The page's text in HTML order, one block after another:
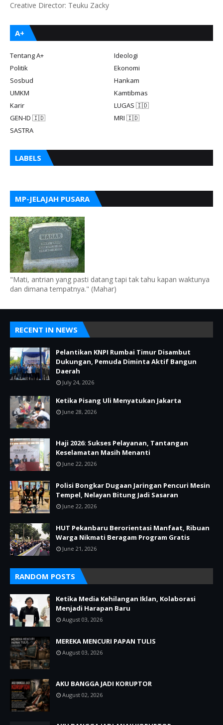
Creative Director: Teuku Zacky
A+
Tentang A+
Ideologi
Politik
Ekonomi
Sosbud
Hankam
UMKM
Kamtibmas
Karir
LUGAS 🇮🇩
GEN-ID 🇮🇩
MRI 🇮🇩
SASTRA
LABELS
MP-JELAJAH PUSARA
"Mati, antrian yang pasti datang tapi tak tahu kapan waktunya
dan dimana tempatnya." (Mahar)
RECENT IN NEWS
Pelantikan KNPI Rumbai Timur Disambut
Dukungan, Pemuda Diminta Aktif Bangun
Daerah
July 24, 2026
Ketika Pisang Uli Menyatukan Jakarta
June 28, 2026
Haji 2026: Sukses Pelayanan, Tantangan
Keselamatan Masih Menanti
June 22, 2026
Polisi Bongkar Dugaan Jaringan Pencuri Mesin
Tempel, Nelayan Bitung Jadi Sasaran
June 22, 2026
HUT Pekanbaru Berorientasi Manfaat, Ribuan
Warga Nikmati Beragam Program Gratis
June 21, 2026
RANDOM POSTS
Ketika Media Kehilangan Iklan, Kolaborasi
Menjadi Harapan Baru
August 03, 2026
MEREKA MENCURI PAPAN TULIS
August 03, 2026
AKU BANGGA JADI KORUPTOR
August 02, 2026